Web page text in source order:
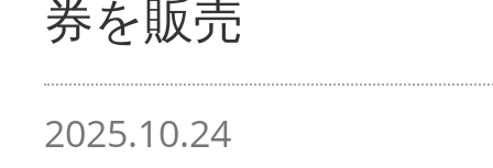
券を販売
2025.10.24